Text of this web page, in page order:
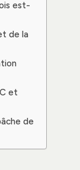
est-
de la
et
de